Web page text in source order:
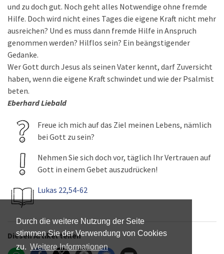
Durch die weitere Nutzung der Seite
stimmen Sie der Verwendung von Cookies
zu. Weitere Informationen
und zu doch gut. Noch geht alles Notwendige ohne fremde
Hilfe. Doch wird nicht eines Tages die eigene Kraft nicht mehr
ausreichen? Und es muss dann fremde Hilfe in Anspruch
genommen werden? Hilflos sein? Ein beängstigender
Gedanke.
Wer Gott durch Jesus als seinen Vater kennt, darf Zuversicht
haben, wenn die eigene Kraft schwindet und wie der Psalmist
beten.
Eberhard Liebald
Freue ich mich auf das Ziel meinen Lebens, nämlich
bei Gott zu sein?
Nehmen Sie sich doch vor, täglich Ihr Vertrauen auf
Gott in einem Gebet auszudrücken!
Lukas 22,54-62
Diesen Artikel teilen